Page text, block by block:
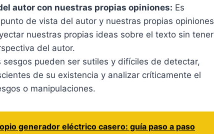
autor con nuestras propias opiniones: Es
de vista del autor y nuestras propias opiniones
nuestras propias ideas sobre el texto sin tener
del autor.
sesgos pueden ser sutiles y difíciles de detectar,
de su existencia y analizar críticamente el
o manipulaciones.
generador eléctrico casero: guía paso a paso